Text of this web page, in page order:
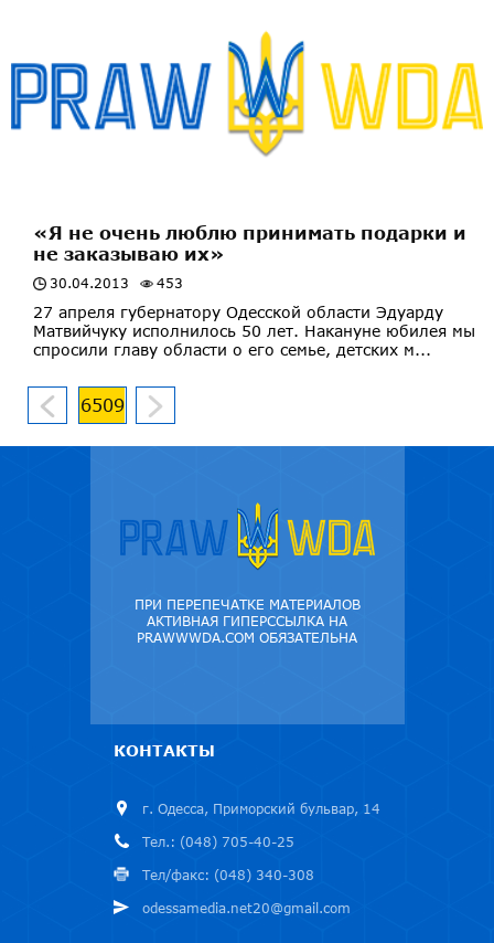
«Я не очень люблю принимать подарки и
не заказываю их»
30.04.2013 453
27 апреля губернатору Одесской области Эдуарду
Матвийчуку исполнилось 50 лет. Накануне юбилея мы
спросили главу области о его семье, детских м...
6509
ПРИ ПЕРЕПЕЧАТКЕ МАТЕРИАЛОВ
АКТИВНАЯ ГИПЕРССЫЛКА НА
PRAWWWDA.COM ОБЯЗАТЕЛЬНА
КОНТАКТЫ
г. Одесса, Приморский бульвар, 14
Тел.: (048) 705-40-25
Тел/факс: (048) 340-308
odessamedia.net20@gmail.com